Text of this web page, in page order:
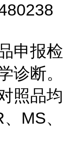
申报检
诊断。
照品均
MS、